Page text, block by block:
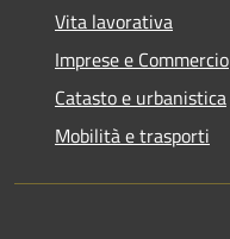
Vita lavorativa
Imprese e Commercio
Catasto e urbanistica
Mobilità e trasporti